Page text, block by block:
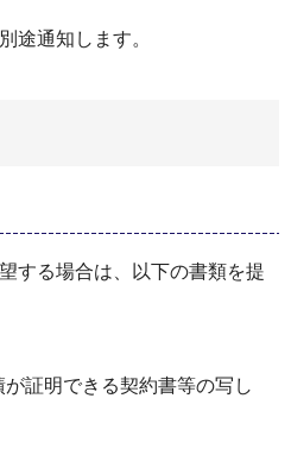
途通知します。
する場合は、以下の書類を提
証明できる契約書等の写し